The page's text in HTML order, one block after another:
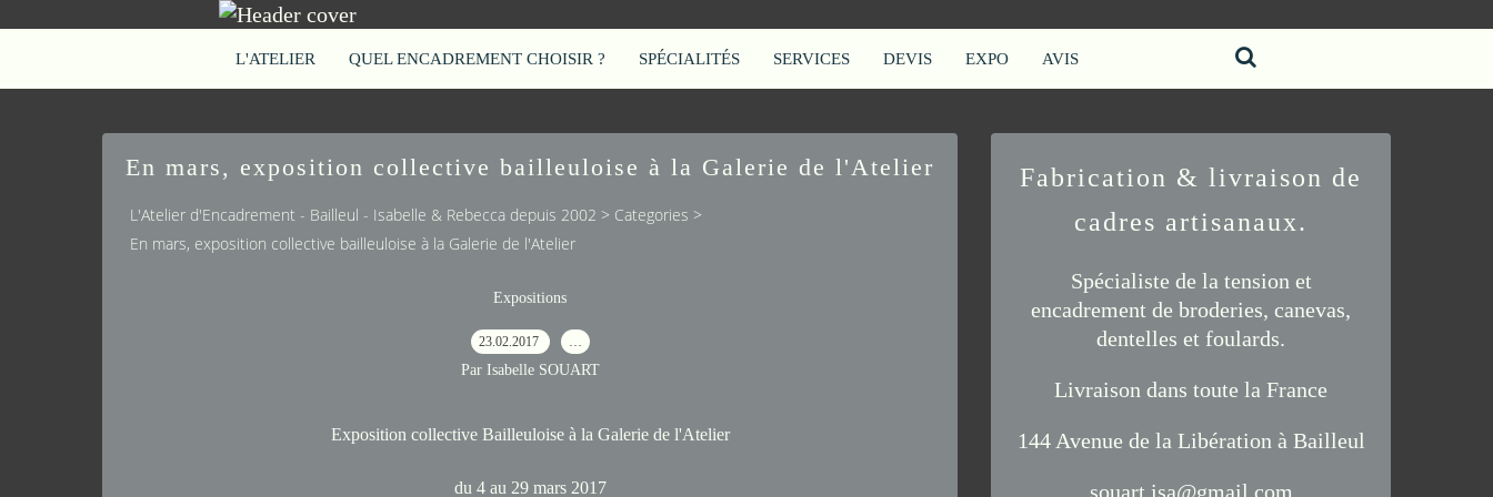
L'ATELIER QUEL ENCADREMENT CHOISIR ? SPÉCIALITÉS SERVICES DEVIS EXPO AVIS
En mars, exposition collective bailleuloise à la Galerie de l'Atelier
L'Atelier d'Encadrement - Bailleul - Isabelle & Rebecca depuis 2002 > Categories >
En mars, exposition collective bailleuloise à la Galerie de l'Atelier
Expositions
23.02.2017
Par Isabelle SOUART
Exposition collective Bailleuloise à la Galerie de l'Atelier
du 4 au 29 mars 2017
Fabrication & livraison de
cadres artisanaux.
Spécialiste de la tension et
encadrement de broderies, canevas,
dentelles et foulards.
Livraison dans toute la France
144 Avenue de la Libération à Bailleul
souart.isa@gmail.com